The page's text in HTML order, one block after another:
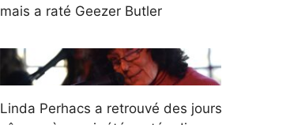
mais a raté Geezer Butler
Linda Perhacs a retrouvé des jours